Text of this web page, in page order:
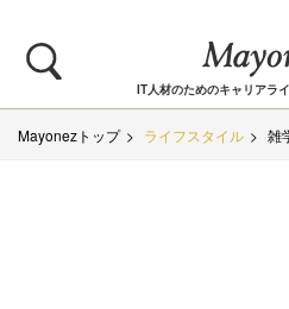
IT人材のためのキャリアラ
Mayonezトップ ライフスタイル 雑